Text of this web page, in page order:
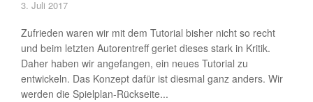
3. Juli 2017
Zufrieden waren wir mit dem Tutorial bisher nicht so recht
und beim letzten Autorentreff geriet dieses stark in Kritik.
Daher haben wir angefangen, ein neues Tutorial zu
entwickeln. Das Konzept dafür ist diesmal ganz anders. Wir
werden die Spielplan-Rückseite...